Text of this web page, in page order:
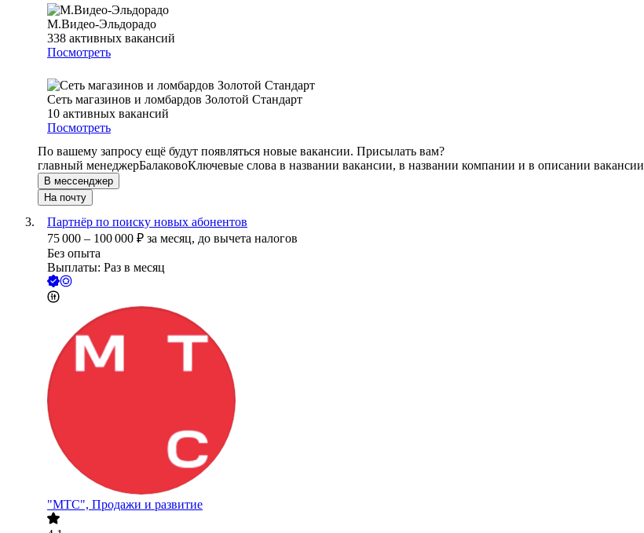
М.Видео-Эльдорадо
338 активных вакансий
Посмотреть
Сеть магазинов и ломбардов Золотой Стандарт
10 активных вакансий
Посмотреть
По вашему запросу ещё будут появляться новые вакансии. Присылать вам?
главный менеджерБалаковоКлючевые слова в названии вакансии, в названии компании и в описании вакансии
В мессенджер
На почту
Партнёр по поиску новых абонентов
75 000 – 100 000 ₽ за месяц, до вычета налогов
Без опыта
Выплаты: Раз в месяц
"МТС", Продажи и развитие